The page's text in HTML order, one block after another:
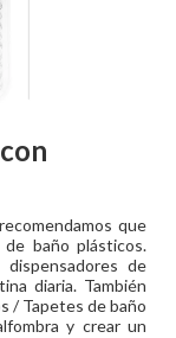
que
baño plásticos.
de
diaria. También
/ Tapetes de baño
y crear un